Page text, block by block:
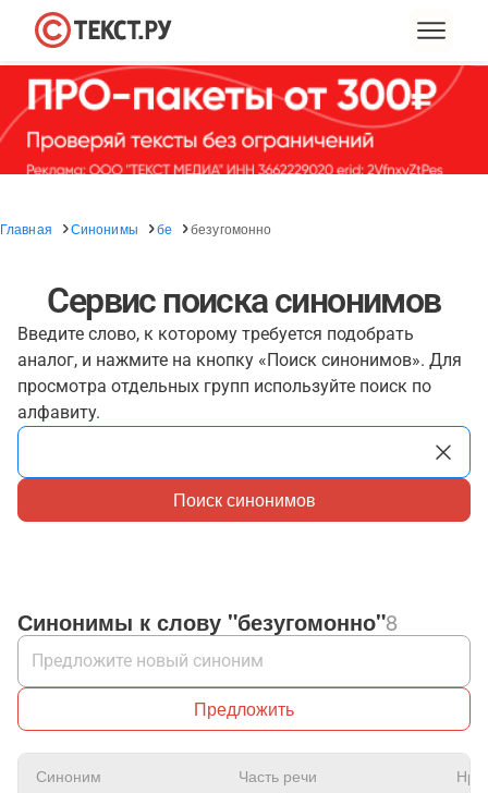
Главная Синонимы бе безугомонно
Сервис поиска синонимов
Введите слово, к которому требуется подобрать
аналог, и нажмите на кнопку «Поиск синонимов». Для
просмотра отдельных групп используйте поиск по
алфавиту.
Поиск синонимов
Синонимы к слову "безугомонно"8
Предложить
Синоним Часть речи